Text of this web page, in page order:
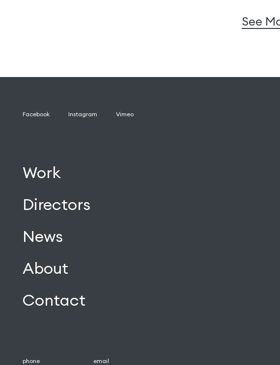
See
Facebook Instagram Vimeo
Work
Directors
News
About
Contact
phone email